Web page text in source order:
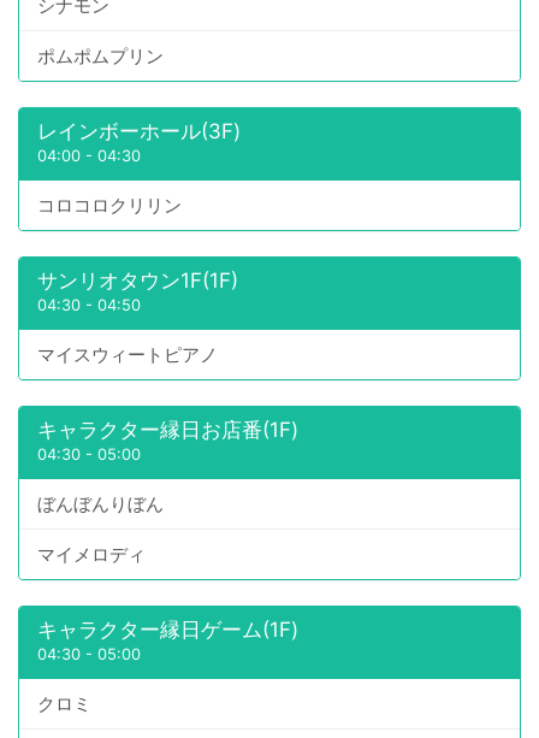
シナモン
ポムポムプリン
レインボーホール(3F)
04:00 - 04:30
コロコロクリリン
サンリオタウン1F(1F)
04:30 - 04:50
マイスウィートピアノ
キャラクター縁日お店番(1F)
04:30 - 05:00
ぼんぼんりぼん
マイメロディ
キャラクター縁日ゲーム(1F)
04:30 - 05:00
クロミ